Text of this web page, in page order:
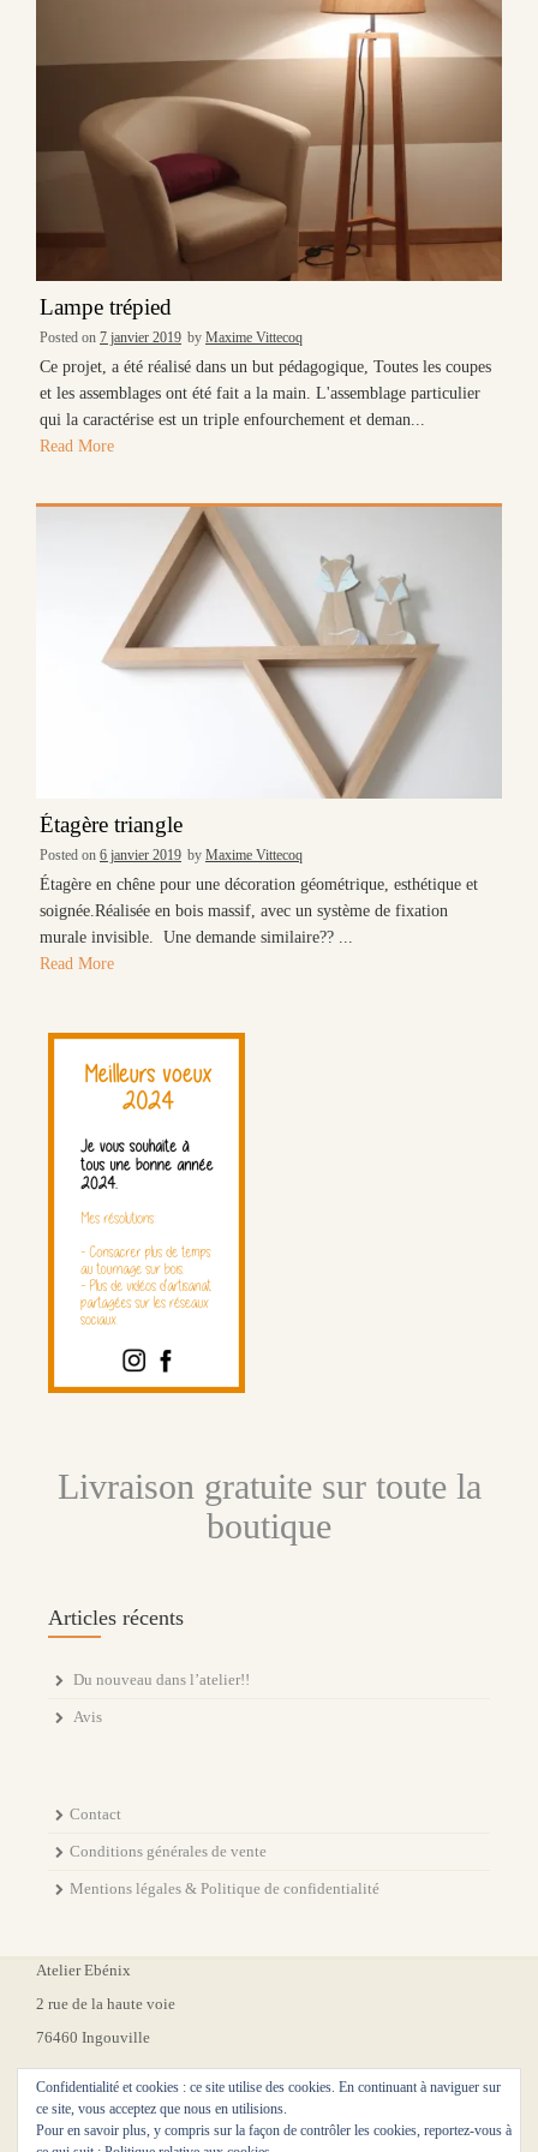
Lampe trépied
Posted on 7 janvier 2019 by Maxime Vittecoq
Ce projet, a été réalisé dans un but pédagogique, Toutes les coupes
et les assemblages ont été fait a la main. L'assemblage particulier
qui la caractérise est un triple enfourchement et deman...
Read More
Étagère triangle
Posted on 6 janvier 2019 by Maxime Vittecoq
Étagère en chêne pour une décoration géométrique, esthétique et
soignée.Réalisée en bois massif, avec un système de fixation
murale invisible. Une demande similaire?? ...
Read More
Livraison gratuite sur toute la
boutique
Articles récents
Du nouveau dans l’atelier!!
Avis
Contact
Conditions générales de vente
Mentions légales & Politique de confidentialité
Atelier Ebénix
2 rue de la haute voie
76460 Ingouville
Confidentialité et cookies : ce site utilise des cookies. En continuant à naviguer sur
ce site, vous acceptez que nous en utilisions.
Pour en savoir plus, y compris sur la façon de contrôler les cookies, reportez-vous à